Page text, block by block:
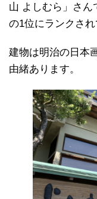
山 よしむら」さん
の1位にランクされ
建物は明治の日本
由緒あります。